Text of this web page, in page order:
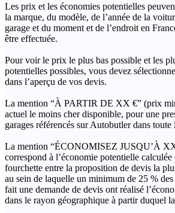
Les prix et les économies potentielles
la marque, du modèle, de l’année de la
garage et du moment et de l’endroit en
être effectuée.
Pour voir le prix le plus bas possible et les
potentielles possibles, vous devez
dans l’aperçu de vos devis.
La mention “À PARTIR DE XX €” (prix
actuel le moins cher disponible, pour une
garages référencés sur Autobutler dans toute
La mention “ÉCONOMISEZ JUSQU’À
correspond à l’économie potentielle calculée
fourchette entre la proposition de devis la
au sein de laquelle un minimum de 25 %
fait une demande de devis ont réalisé
dans le rayon géographique à partir duquel